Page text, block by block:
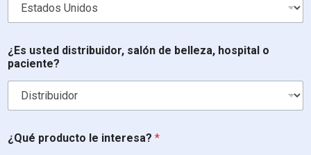
*
e
l
é
f
n
¿Es usted distribuidor, salón de belleza, hospital o
paciente?
¿Qué producto le interesa? *